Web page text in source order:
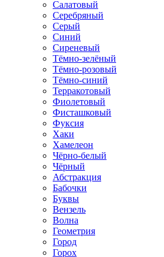
Салатовый
Серебряный
Серый
Синий
Сиреневый
Тёмно-зелёный
Тёмно-розовый
Тёмно-синий
Терракотовый
Фиолетовый
Фисташковый
Фуксия
Хаки
Хамелеон
Чёрно-белый
Чёрный
Абстракция
Бабочки
Буквы
Вензель
Волна
Геометрия
Город
Горох